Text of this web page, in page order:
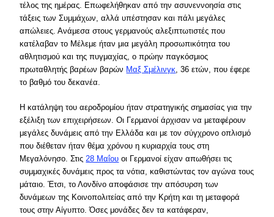
τέλος της ημέρας. Επωφελήθηκαν από την ασυνεννοησία στις
τάξεις των Συμμάχων, αλλά υπέστησαν και πάλι μεγάλες
απώλειες. Ανάμεσα στους γερμανούς αλεξιπτωτιστές που
κατέλαβαν το Μέλεμε ήταν μια μεγάλη προσωπικότητα του
αθλητισμού και της πυγμαχίας, ο πρώην παγκόσμιος
πρωταθλητής βαρέων βαρών Μαξ Σμέλινγκ, 36 ετών, που έφερε
το βαθμό του δεκανέα.
Η κατάληψη του αεροδρομίου ήταν στρατηγικής σημασίας για την
εξέλιξη των επιχειρήσεων. Οι Γερμανοί άρχισαν να μεταφέρουν
μεγάλες δυνάμεις από την Ελλάδα και με τον σύγχρονο οπλισμό
που διέθεταν ήταν θέμα χρόνου η κυριαρχία τους στη
Μεγαλόνησο. Στις28 Μαΐου οι Γερμανοί είχαν απωθήσει τις
συμμαχικές δυνάμεις προς τα νότια, καθιστώντας τον αγώνα τους
μάταιο. Έτσι, το Λονδίνο αποφάσισε την απόσυρση των
δυνάμεων της Κοινοπολιτείας από την Κρήτη και τη μεταφορά
τους στην Αίγυπτο. Όσες μονάδες δεν τα κατάφεραν,